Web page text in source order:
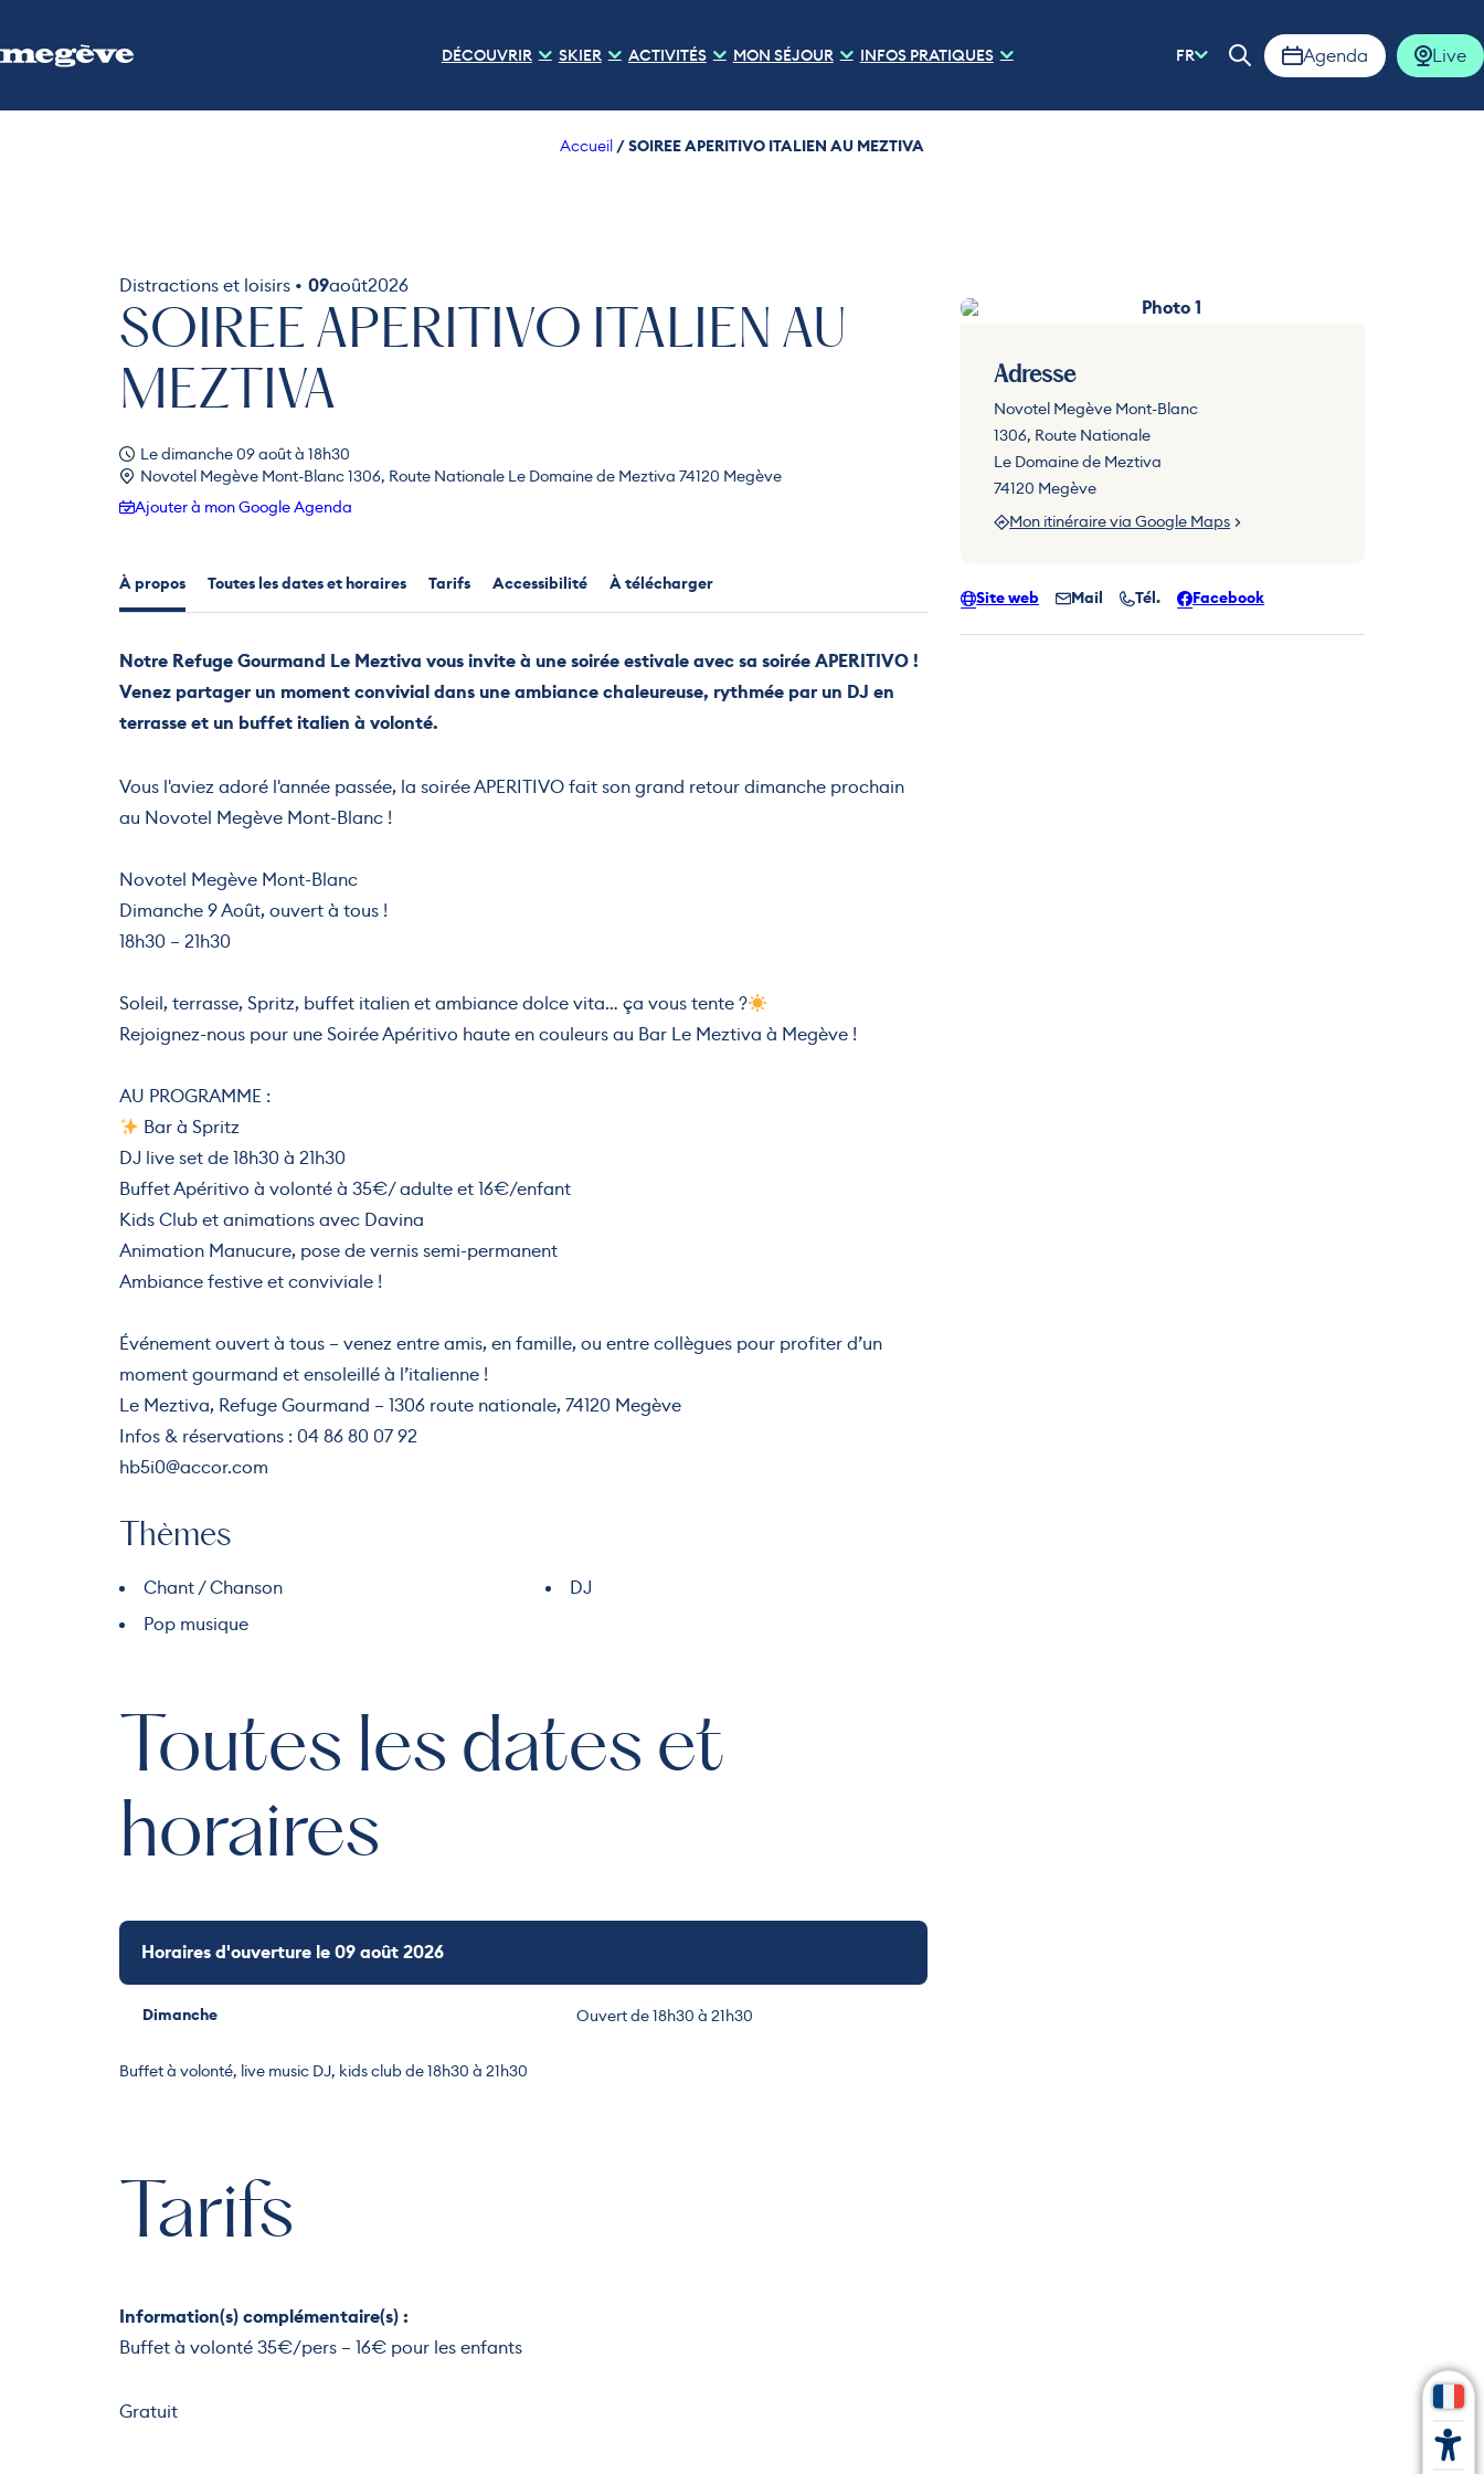
DÉCOUVRIR SKIER ACTIVITÉS MON SÉJOUR INFOS PRATIQUES FR
Ouvrir la barre de
Agenda Live
Accueil /SOIREE APERITIVO ITALIEN AU MEZTIVA
Distractions et loisirs • 09août2026
SOIREE APERITIVO ITALIEN AU
MEZTIVA
Le dimanche 09 août à 18h30
Novotel Megève Mont-Blanc 1306, Route Nationale Le Domaine de Meztiva 74120 Megève
Ajouter à mon Google Agenda
À propos Toutes les dates et horaires Tarifs Accessibilité À télécharger
Notre Refuge Gourmand Le Meztiva vous invite à une soirée estivale avec sa soirée APERITIVO !
Venez partager un moment convivial dans une ambiance chaleureuse, rythmée par un DJ en
terrasse et un buffet italien à volonté.
Vous l'aviez adoré l'année passée, la soirée APERITIVO fait son grand retour dimanche prochain
au Novotel Megève Mont-Blanc !
Novotel Megève Mont-Blanc
Dimanche 9 Août, ouvert à tous !
18h30 – 21h30
Soleil, terrasse, Spritz, buffet italien et ambiance dolce vita… ça vous tente ?
Rejoignez-nous pour une Soirée Apéritivo haute en couleurs au Bar Le Meztiva à Megève !
AU PROGRAMME :
Bar à Spritz
DJ live set de 18h30 à 21h30
Buffet Apéritivo à volonté à 35€/ adulte et 16€/enfant
Kids Club et animations avec Davina
Animation Manucure, pose de vernis semi-permanent
Ambiance festive et conviviale !
Événement ouvert à tous – venez entre amis, en famille, ou entre collègues pour profiter d’un
moment gourmand et ensoleillé à l’italienne !
Le Meztiva, Refuge Gourmand – 1306 route nationale, 74120 Megève
Infos & réservations : 04 86 80 07 92
hb5i0@accor.com
Thèmes
Chant / Chanson
Pop musique
DJ
Toutes les dates et
horaires
Horaires d'ouverture le 09 août 2026
Dimanche Ouvert de 18h30 à 21h30
Buffet à volonté, live music DJ, kids club de 18h30 à 21h30
Tarifs
Information(s) complémentaire(s) :
Buffet à volonté 35€/pers – 16€ pour les enfants
Gratuit
Adresse
Novotel Megève Mont-Blanc
1306, Route Nationale
Le Domaine de Meztiva
74120 Megève
Mon itinéraire via Google Maps
Site web Mail Tél. Facebook